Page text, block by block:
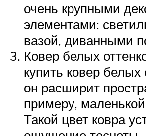
очень крупными
элементами:
вазой, диванными
Ковер белых
купить ковер белых
он расширит
примеру, маленькой
Такой цвет ковра